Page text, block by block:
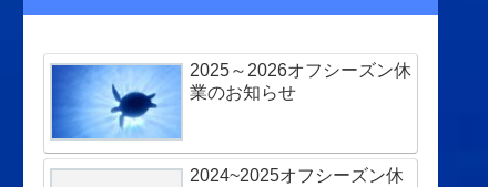
2025～2026オフシーズン休
業のお知らせ
2024~2025オフシーズン休